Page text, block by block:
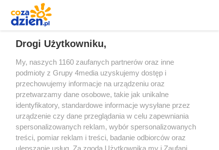
Prywatność Reklama Redakcja Praca Kielce
Drogi Użytkowniku,
My, naszych 1160 zaufanych partnerów oraz inne
podmioty z Grupy 4media uzyskujemy dostęp i
przechowujemy informacje na urządzeniu oraz
przetwarzamy dane osobowe, takie jak unikalne
identyfikatory, standardowe informacje wysyłane przez
urządzenie czy dane przeglądania w celu zapewniania
spersonalizowanych reklam, wybór spersonalizowanych
treści, pomiar reklam i treści, badanie odbiorców oraz
ulepszanie usług. Za zgodą Użytkownika my i Zaufani